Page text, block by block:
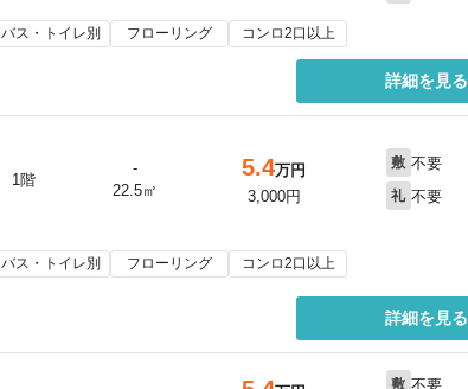
バス・トイレ別 フローリング コンロ2口以上
詳細を見る
1階
-
22.5㎡
5.4万円
3,000円
敷 不要
礼 不要
バス・トイレ別 フローリング コンロ2口以上
詳細を見る
敷 不要